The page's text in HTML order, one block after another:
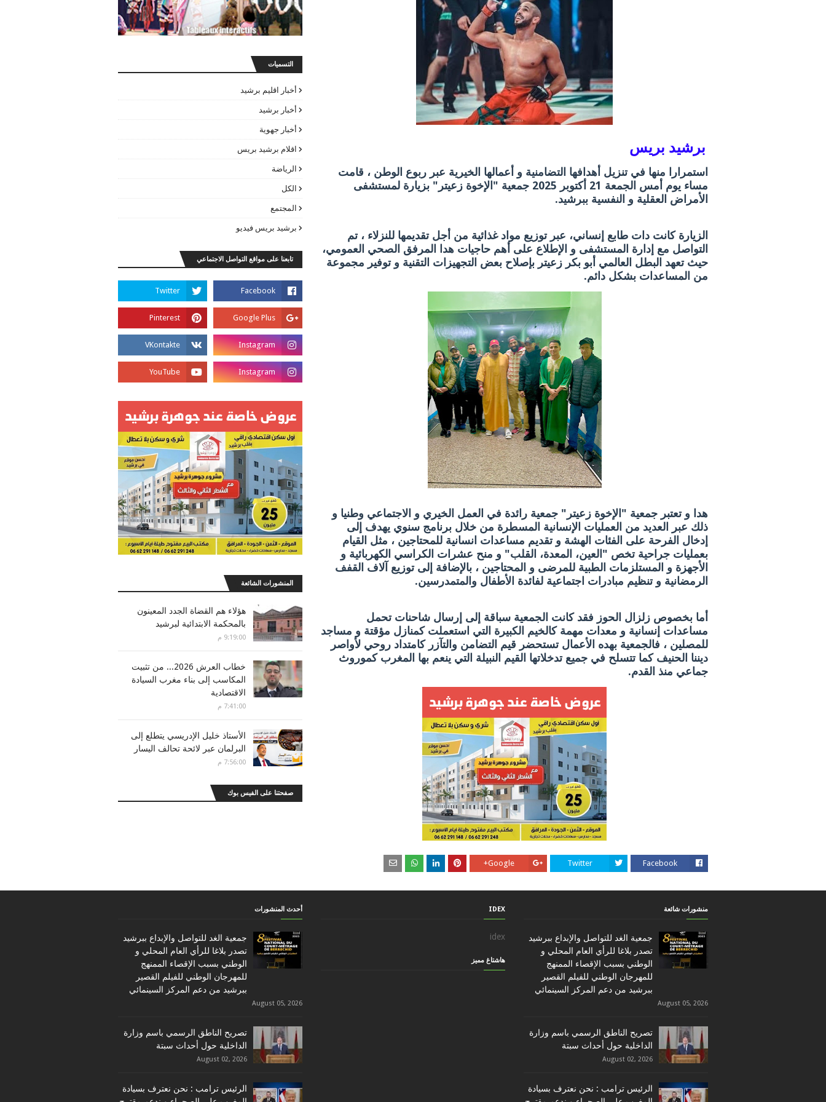
برشيد بريس
استمرارا منها في تنزيل أهدافها التضامنية و أعمالها الخيرية عبر ربوع الوطن ، قامت
مساء يوم أمس الجمعة 21 أكتوبر 2025 جمعية "الإخوة زعيتر" بزيارة لمستشفى
الأمراض العقلية و النفسية ببرشيد.
الزيارة كانت دات طابع إنساني، عبر توزيع مواد غذائية من أجل تقديمها للنزلاء ، تم
التواصل مع إدارة المستشفى و الإطلاع على أهم حاجيات هدا المرفق الصحي العمومي،
حيث تعهد البطل العالمي أبو بكر زعيتر بإصلاح بعض التجهيزات التقنية و توفير مجموعة
من المساعدات بشكل دائم.
هدا و تعتبر جمعية "الإخوة زعيتر" جمعية رائدة في العمل الخيري و الاجتماعي وطنيا و
ذلك عبر العديد من العمليات الإنسانية المسطرة من خلال برنامج سنوي يهدف إلى
إدخال الفرحة على الفئات الهشة و تقديم مساعدات انسانية للمحتاجين ، مثل القيام
بعمليات جراحية تخص "العين، المعدة، القلب" و منح عشرات الكراسي الكهربائية و
الأجهزة و المستلزمات الطبية للمرضى و المحتاجين ، بالإضافة إلى توزيع آلاف القفف
الرمضانية و تنظيم مبادرات اجتماعية لفائدة الأطفال والمتمدرسين.
أما بخصوص زلزال الحوز فقد كانت الجمعية سباقة إلى إرسال شاحنات تحمل
مساعدات إنسانية و معدات مهمة كالخيم الكبيرة التي استعملت كمنازل مؤقتة و مساجد
للمصلين ، فالجمعية بهده الأعمال تستحضر قيم التضامن والتآزر كامتداد روحي لأواصر
ديننا الحنيف كما تتسلح في جميع تدخلاتها القيم النبيلة التي ينعم بها المغرب كموروث
جماعي منذ القدم.
Facebook
Twitter
Google+
التسميات
أخبار اقليم برشيد
أخبار برشيد
أخبار جهوية
اقلام برشيد بريس
الرياضة
الكل
المجتمع
برشيد بريس فيديو
تابعنا على مواقع التواصل الاجتماعي
المنشورات الشائعة
هؤلاء هم القضاة الجدد المعينون
بالمحكمة الابتدائية لبرشيد
9:19:00 م
خطاب العرش 2026... من تثبيت
المكاسب إلى بناء مغرب السيادة
الاقتصادية
7:41:00 م
الأستاذ خليل الإدريسي يتطلع إلى
البرلمان عبر لائحة تحالف اليسار
7:56:00 م
صفحتنا على الفيس بوك
منشورات شائعة
جمعية الغد للتواصل والإبداع ببرشيد
تصدر بلاغا للرأي العام المحلي و
الوطني بسبب الإقصاء الممنهج
للمهرجان الوطني للفيلم القصير
ببرشيد من دعم المركز السينمائي
August 05, 2026
تصريح الناطق الرسمي باسم وزارة
الداخلية حول أحداث سبتة
August 02, 2026
الرئيس ترامب : نحن نعترف بسيادة
IDEX
idex
هاشتاغ مميز
أحدث المنشورات
جمعية الغد للتواصل والإبداع ببرشيد
تصدر بلاغا للرأي العام المحلي و
الوطني بسبب الإقصاء الممنهج
للمهرجان الوطني للفيلم القصير
ببرشيد من دعم المركز السينمائي
August 05, 2026
تصريح الناطق الرسمي باسم وزارة
الداخلية حول أحداث سبتة
August 02, 2026
الرئيس ترامب : نحن نعترف بسيادة